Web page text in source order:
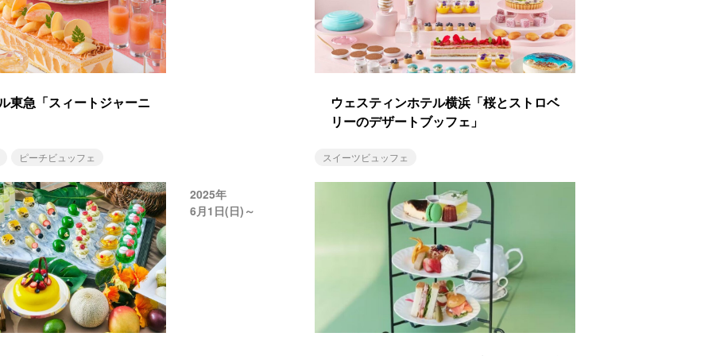
東急「スィートジャーニ
ピーチビュッフェ
ウェスティンホテル横浜「桜とストロベ
リーのデザートブッフェ」
スイーツビュッフェ
2025年
6月1日(日)～